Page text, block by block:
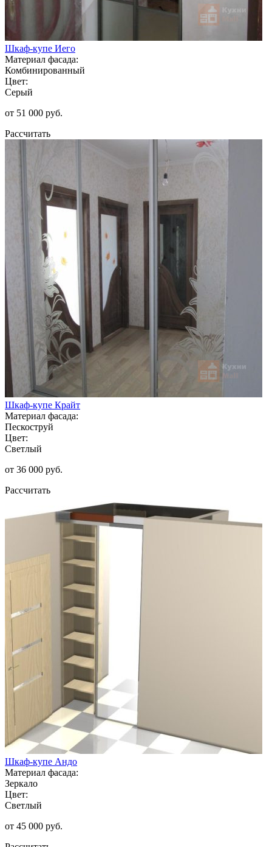
Шкаф-купе Иего
Материал фасада:
Комбинированный
Цвет:
Серый
от 51 000 руб.
Рассчитать
Шкаф-купе Крайт
Материал фасада:
Пескоструй
Цвет:
Светлый
от 36 000 руб.
Рассчитать
Шкаф-купе Андо
Материал фасада:
Зеркало
Цвет:
Светлый
от 45 000 руб.